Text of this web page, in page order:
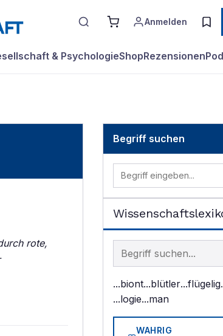
Anmelden
& PsychologieShopRezensionen
rote,
Begriff suchen
Begriff im Lexikon
...biont...blütler...flügelig
...logie...man
WAHRIG